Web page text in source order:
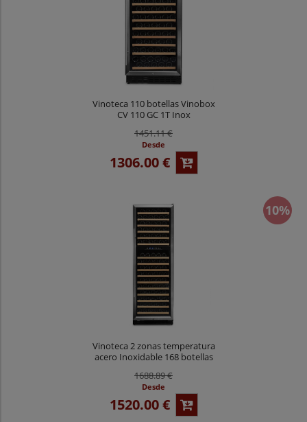
Vinoteca 110 botellas Vinobox
CV 110 GC 1T Inox
1451.11 €
Desde
1306.00 €
10%
Vinoteca 2 zonas temperatura
acero Inoxidable 168 botellas
1688.89 €
Desde
1520.00 €